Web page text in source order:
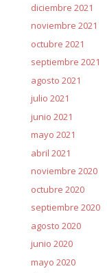
diciembre 2021
noviembre 2021
octubre 2021
septiembre 2021
agosto 2021
julio 2021
junio 2021
mayo 2021
abril 2021
noviembre 2020
octubre 2020
septiembre 2020
agosto 2020
junio 2020
mayo 2020